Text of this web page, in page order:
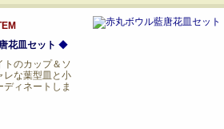
花皿セット ◆
トのカップ＆ソ
レな葉型皿と小
ディネートしま